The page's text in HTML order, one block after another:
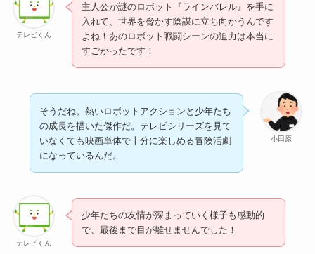
テレビくん
主人公が謎のロボット『ラインバレル』を手に
入れて、世界を脅かす陰謀に立ち向かうんです
よね！あのロボット戦闘シーンの迫力は本当に
すごかったです！
小田原
そうだね。熱いロボットアクションと少年たち
の成長を描いた傑作だ。テレビシリーズを見て
いなくても映画単体で十分に楽しめる冒険活劇
になっているんだ。
テレビくん
少年たちの友情が深まっていく様子も感動的
で、最後まで目が離せませんでした！